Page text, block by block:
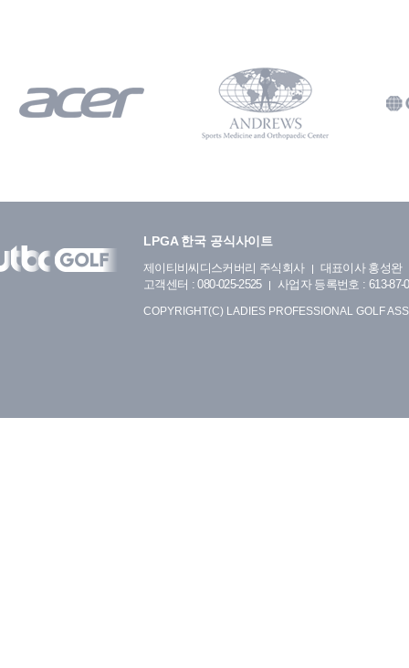
LPGA 한국 공식사이트
제이티비씨디스커버리 주식회사
대표이사 홍성완
고객센터 : 080-025-2525
사업자 등록번호 : 613-87-
COPYRIGHT(C) LADIES PROFESSIONAL GOLF